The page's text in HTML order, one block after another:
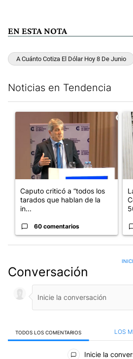
EN ESTA NOTA
A Cuánto Cotiza El Dólar Hoy 8 De Junio
Noticias en Tendencia
Un artículo de tendencia con el
Caputo criticó a “todos los
tarados que hablan de la
in...
60 comentarios
Conversación
TODOS LOS COMENTARIOS LOS
Todos los comentarios
Inicie la